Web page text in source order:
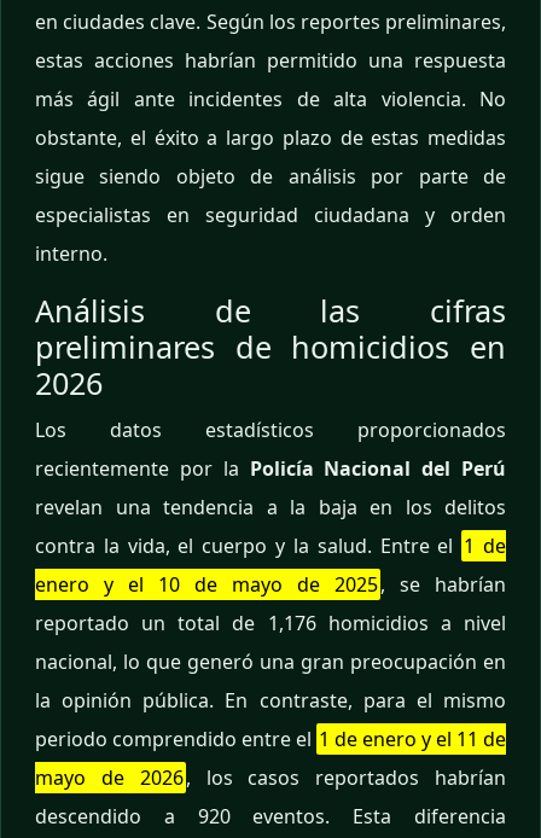
en ciudades clave. Según los reportes preliminares,
estas acciones habrían permitido una respuesta
más ágil ante incidentes de alta violencia. No
obstante, el éxito a largo plazo de estas medidas
sigue siendo objeto de análisis por parte de
especialistas en seguridad ciudadana y orden
interno.
Análisis de las cifras
preliminares de homicidios en
2026
Los datos estadísticos proporcionados
recientemente por la Policía Nacional del Perú
revelan una tendencia a la baja en los delitos
contra la vida, el cuerpo y la salud. Entre el 1 de
enero y el 10 de mayo de 2025, se habrían
reportado un total de 1,176 homicidios a nivel
nacional, lo que generó una gran preocupación en
la opinión pública. En contraste, para el mismo
periodo comprendido entre el 1 de enero y el 11 de
mayo de 2026, los casos reportados habrían
descendido a 920 eventos. Esta diferencia